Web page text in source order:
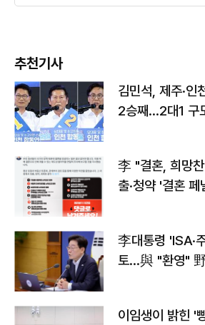
추천기사
김민석, 제주·인
2승째…2대1 구
李 "결혼, 희망
출·청약 '결혼
李대통령 'ISA·
토…與 "환영"
이임생이 밝힌 '